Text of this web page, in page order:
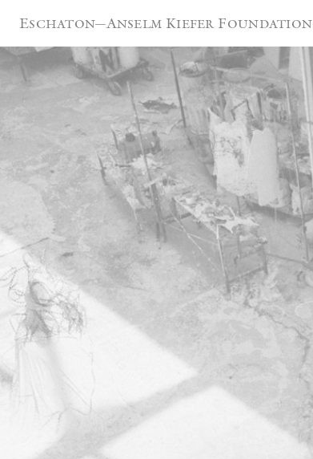
Eschaton—Anselm Kiefer Foundation